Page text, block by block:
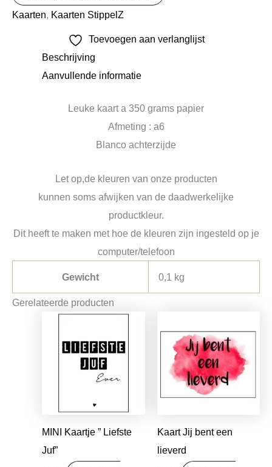
Kaarten Kaarten StippelZ
Toevoegen aan verlanglijst
Beschrijving
Aanvullende informatie
Leuke kaart a 350 grams papier
Afmeting : a6
Blanco achterzijde
Let op,de kleuren van onze producten
kunnen soms afwijken van de daadwerkelijke
productkleur.
Dit heeft te maken met hoe de kleuren zijn ingesteld op je
computer/telefoon
Gewicht 0,1 kg
Gerelateerde producten
MINI Kaartje ” Liefste
Juf”
Kaart Jij bent een
lieverd